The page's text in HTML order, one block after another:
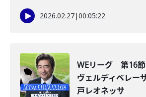
2026.02.27|00:05:22
WEリーグ 第16節
ヴェルディベレ
戸レオネッサ